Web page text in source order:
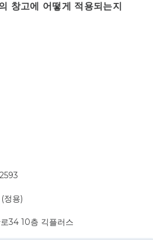
창고에 어떻게 적용되는지
정용)
34 10층 긱플러스